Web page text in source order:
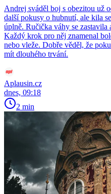
Andrej sváděl boj s obezitou už
další pokusy o hubnutí, ale kila
úplně. Ručička váhy se
Každý krok pro něj znamenal
nebo vleže. Dobře věděl, že
mít dlouhého trvání.
Aplausin.cz
dnes, 09:18
2 min